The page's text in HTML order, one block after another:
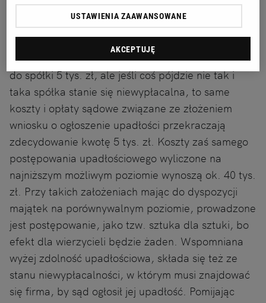
zatrudnianych w dniu ogłoszenia upadłości. I tu się
pewne rzeczy naszemu ustawodawcy „rozjechały".
Jak zapewne wiecie można z łatwością założyć
spółkę z ograniczoną odpowiedzialnością wnosząc
do spółki 5 tys. zł, ale jeśli coś pójdzie nie tak i
taka spółka stanie się niewypłacalna, to same
koszty i opłaty sądowe związane ze złożeniem
wniosku o ogłoszenie upadłości przekraczają
zdecydowanie kwotę 5 tys. zł. Koszty zaś samego
postępowania upadłościowego wyliczone na
najniższym możliwym poziomie wynoszą ok. 40 tys.
zł. Przy takich założeniach mając do dyspozycji
majątek na porównywalnym poziomie, prowadzone
jest postępowanie, jako tzw. sztuka dla sztuki, bo
efekt dla wierzycieli będzie żaden. Wspomniana
wyżej zdolność upadłościowa, składa się też ze
stanu niewypłacalności, w którym musi znajdować
się firma, by sąd ogłosił jej upadłość. Pomijając
USTAWIENIA ZAAWANSOWANE
AKCEPTUJĘ